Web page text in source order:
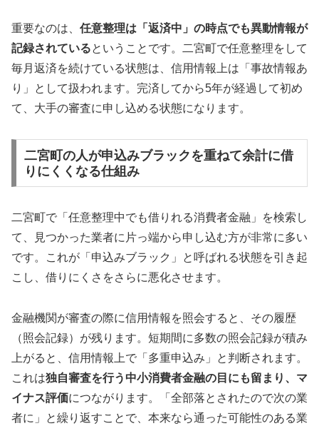
重要なのは、 任意整理は「返済中」の時点でも異動情報が
記録されているということです。二宮町で任意整理をして
毎月返済を続けている状態は、信用情報上は「事故情報あ
り」として扱われます。完済してから5年が経過して初め
て、大手の審査に申し込める状態になります。
二宮町の人が申込みブラックを重ねて余計に借
りにくくなる仕組み
二宮町で「任意整理中でも借りれる消費者金融」を検索し
て、見つかった業者に片っ端から申し込む方が非常に多い
です。これが「申込みブラック」と呼ばれる状態を引き起
こし、借りにくさをさらに悪化させます。
金融機関が審査の際に信用情報を照会すると、その履歴
（照会記録）が残ります。短期間に多数の照会記録が積み
上がると、信用情報上で「多重申込み」と判断されます。
これは独自審査を行う中小消費者金融の目にも留まり、マ
イナス評価につながります。「全部落とされたので次の業
者に」と繰り返すことで、本来なら通った可能性のある業